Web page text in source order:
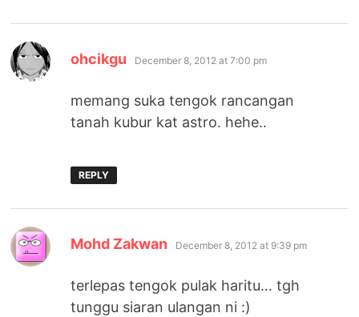
ohcikgu says:
December 8, 2012 at 7:00 pm
memang suka tengok rancangan
tanah kubur kat astro. hehe..
REPLY
Mohd Zakwan says:
December 8, 2012 at 9:39 pm
terlepas tengok pulak haritu… tgh
tunggu siaran ulangan ni :)